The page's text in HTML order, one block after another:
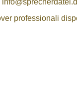
professionali